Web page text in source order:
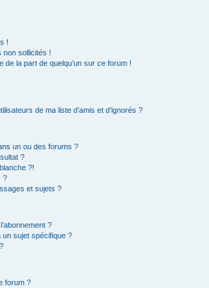
!
sollicités !
de la part de quelqu’un sur ce forum !
de ma liste d’amis et d’ignorés ?
un ou des forums ?
?
?!
?
et sujets ?
?
un sujet spécifique ?
forum ?